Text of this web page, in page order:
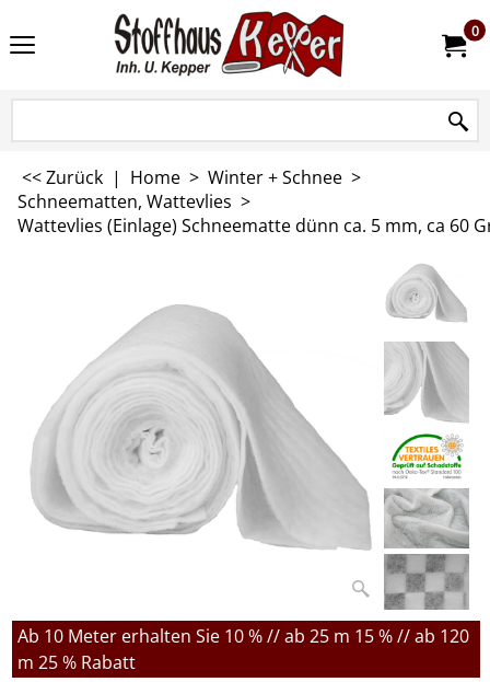
0
<< Zurück | Home > Winter + Schnee >
Schneematten, Wattevlies >
Wattevlies (Einlage) Schneematte dünn ca. 5 mm, ca 60
Ab 10 Meter erhalten Sie 10 % // ab 25 m 15 % // ab 120
m 25 % Rabatt